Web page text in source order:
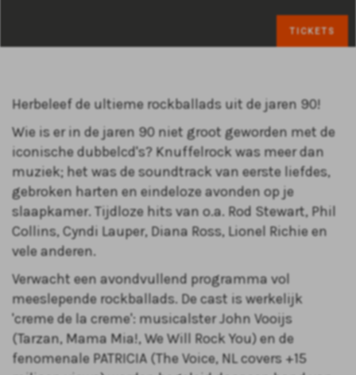
TICKETS
Herbeleef de ultieme rockballads uit de jaren 90!
Wie is er in de jaren 90 niet groot geworden met de
iconische dubbelcd's? Knuffelrock was meer dan
muziek; het was de soundtrack van eerste liefdes,
gebroken harten en eindeloze avonden op je
slaapkamer. Tijdloze hits van o.a. Rod Stewart, Phil
Collins, Cyndi Lauper, Diana Ross, Lionel Richie en
vele anderen.
Verwacht een avondvullend programma vol
meeslepende rockballads. De cast is werkelijk
'creme de la creme': musicalster John Vooijs
(Tarzan, Mama Mia!, We Will Rock You) en de
fenomenale PATRICIA (The Voice, NL covers +15